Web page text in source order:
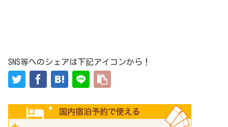
SNS等へのシェアは下記アイコンから！